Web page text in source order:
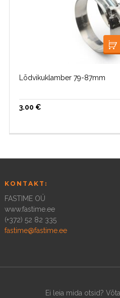
Lõdvikuklamber 79-87mm
3.00 €
KONTAKT:
FASTIME OÜ
www.fastime.ee
(+372) 52 82 335
fastime@fastime.ee
Ei leia mida otsid?